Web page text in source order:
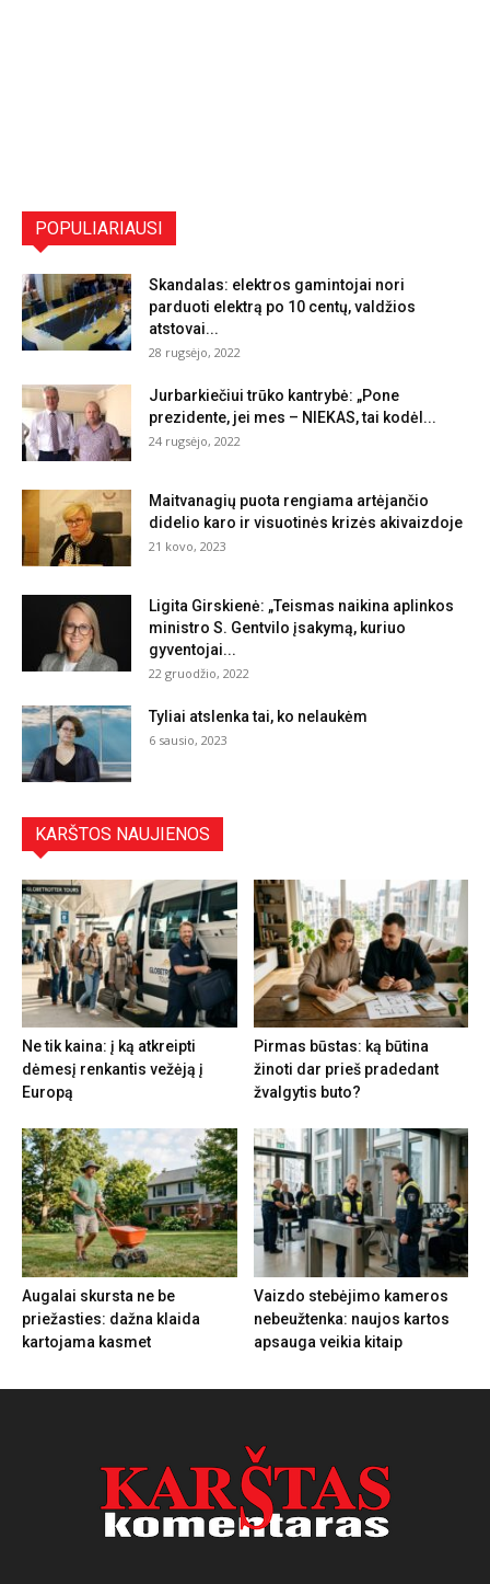
POPULIARIAUSI
Skandalas: elektros gamintojai nori
parduoti elektrą po 10 centų, valdžios
atstovai...
28 rugsėjo, 2022
Jurbarkiečiui trūko kantrybė: „Pone
prezidente, jei mes – NIEKAS, tai kodėl...
24 rugsėjo, 2022
Maitvanagių puota rengiama artėjančio
didelio karo ir visuotinės krizės akivaizdoje
21 kovo, 2023
Ligita Girskienė: „Teismas naikina aplinkos
ministro S. Gentvilo įsakymą, kuriuo
gyventojai...
22 gruodžio, 2022
Tyliai atslenka tai, ko nelaukėm
6 sausio, 2023
KARŠTOS NAUJIENOS
Ne tik kaina: į ką atkreipti
dėmesį renkantis vežėją į
Europą
Pirmas būstas: ką būtina
žinoti dar prieš pradedant
žvalgytis buto?
Augalai skursta ne be
priežasties: dažna klaida
kartojama kasmet
Vaizdo stebėjimo kameros
nebeužtenka: naujos kartos
apsauga veikia kitaip